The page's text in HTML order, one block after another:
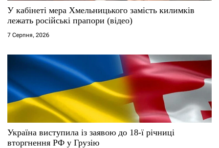
У кабінеті мера Хмельницького замість килимків
лежать російські прапори (відео)
7 Серпня, 2026
Україна виступила із заявою до 18-ї річниці
вторгнення РФ у Грузію